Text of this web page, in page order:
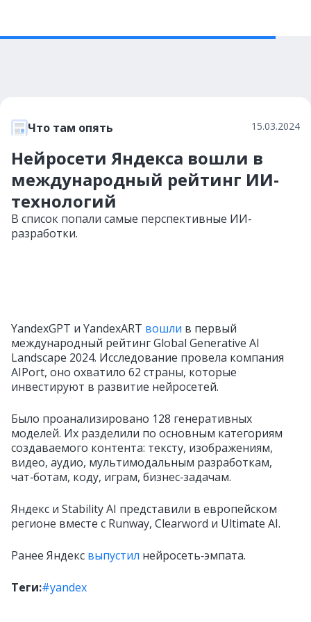
Что там опять 15.03.2024
Нейросети Яндекса вошли в
международный рейтинг ИИ-
технологий
В список попали самые перспективные ИИ-
разработки.
YandexGPT и YandexART вошли в первый
международный рейтинг Global Generative AI
Landscape 2024. Исследование провела компания
AIPort, оно охватило 62 страны, которые
инвестируют в развитие нейросетей.
Было проанализировано 128 генеративных
моделей. Их разделили по основным категориям
создаваемого контента: тексту, изображениям,
видео, аудио, мультимодальным разработкам,
чат‑ботам, коду, играм, бизнес‑задачам.
Яндекс и Stability AI представили в европейском
регионе вместе с Runway, Clearword и Ultimate AI.
Ранее Яндекс выпустил нейросеть‑эмпата.
Теги:#yandex